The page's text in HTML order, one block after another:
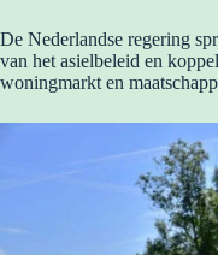
De Nederlandse regering
van het asielbeleid en
woningmarkt en